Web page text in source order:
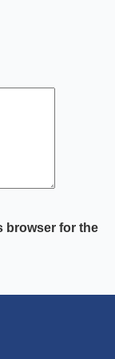
browser for the